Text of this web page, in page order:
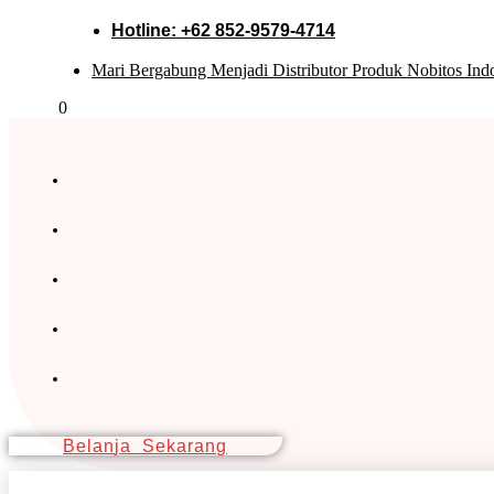
Hotline: +62 852-9579-4714
Mari Bergabung Menjadi Distributor Produk Nobitos
0
BE ANJA SEKARANG